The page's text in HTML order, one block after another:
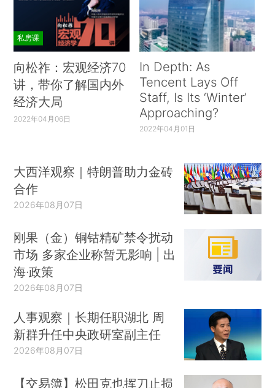
私房课
向松祚：宏观经济70
讲，带你了解国内外
经济大局
2022年04月06日
In Depth: As
Tencent Lays Off
Staff, Is Its ‘Winter’
Approaching?
2022年04月01日
大西洋观察｜特朗普助力金砖
合作
2026年08月07日
刚果（金）铜钴精矿禁令扰动
市场 多家企业称暂无影响 | 出
海·政策
2026年08月07日
人事观察｜长期任职湖北 周
新群升任中央政研室副主任
2026年08月07日
【交易簿】松田克也挥刀止损